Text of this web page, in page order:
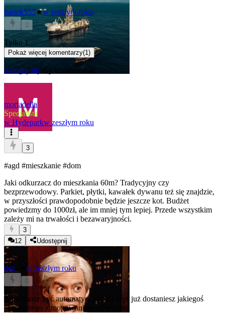
bartek555★w zeszłym roku
0
Tylko 1
Pokaż więcej komentarzy(1)
Zaloguj się aby komentować
mortadella
Specjalista
w Hydeparkw zeszłym roku
3
#agd #mieszkanie #dom
Jaki odkurzacz do mieszkania 60m? Tradycyjny czy
bezprzewodowy. Parkiet, płytki, kawałek dywanu też się znajdzie,
w przyszłości prawdopodobnie będzie jeszcze kot. Budżet
powiedzmy do 1000zł, ale im mniej tym lepiej. Przede wszystkim
zależy mi na trwałości i bezawaryjności.
3
12
Udostępnij
dez_ w zeszłym roku
0
A nie może być automatyczny? Za 1tys już dostaniesz jakiegoś
sensownego z mopowaniem od xiaomi.